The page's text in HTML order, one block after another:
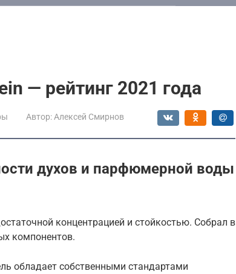
— рейтинг 2021 года
Автор: Алексей Смирнов
духов и парфюмерной воды
концентрацией и стойкостью. Собрал в
компонентов.
обладает собственными стандартами